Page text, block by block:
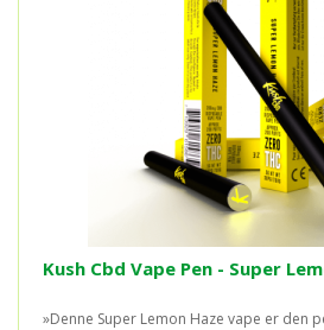
Kush Cbd Vape Pen - Super
»Denne Super Lemon Haze vape er den